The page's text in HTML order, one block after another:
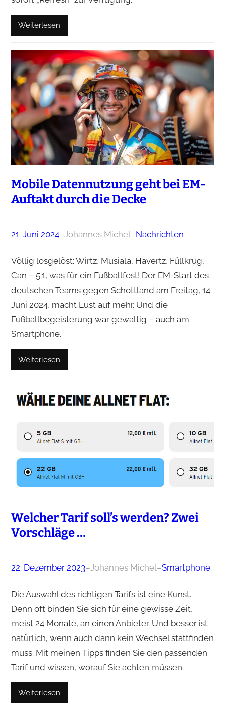
Weiterlesen
Mobile Datennutzung geht bei EM-
Auftakt durch die Decke
21. Juni 2024–Johannes Michel–Nachrichten
Völlig losgelöst: Wirtz, Musiala, Havertz, Füllkrug,
Can – 5:1, was für ein Fußballfest! Der EM-Start des
deutschen Teams gegen Schottland am Freitag, 14.
Juni 2024, macht Lust auf mehr. Und die
Fußballbegeisterung war gewaltig – auch am
Smartphone.
Weiterlesen
Welcher Tarif soll’s werden? Zwei
Vorschläge …
22. Dezember 2023–Johannes Michel–Smartphone
Die Auswahl des richtigen Tarifs ist eine Kunst.
Denn oft binden Sie sich für eine gewisse Zeit,
meist 24 Monate, an einen Anbieter. Und besser ist
natürlich, wenn auch dann kein Wechsel stattfinden
muss. Mit meinen Tipps finden Sie den passenden
Tarif und wissen, worauf Sie achten müssen.
Weiterlesen